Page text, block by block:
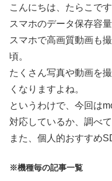
こんにちは、たらこです
スマホのデータ保存容
スマホで高画質動画も
頃。
たくさん写真や動画を
くなりますよね。
というわけで、今回は
対応しているか、調べ
また、個人的おすすめ
※機種毎の記事一覧